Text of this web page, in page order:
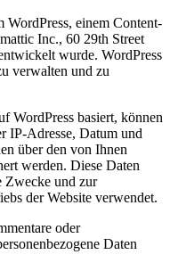
WordPress, einem Content-
Inc., 60 29th Street
wurde. WordPress
verwalten und zu
WordPress basiert, können
IP-Adresse, Datum und
über den von Ihnen
werden. Diese Daten
Zwecke und zur
der Website verwendet.
oder
Daten